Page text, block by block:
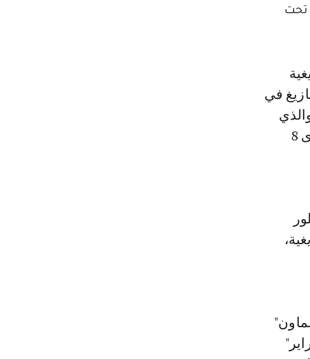
تحت
في
خلف أثرا ثقافيا واجتماعيا لا يمكن نكرانه، وكذا مساهمة الأمازيغ على مدى 8